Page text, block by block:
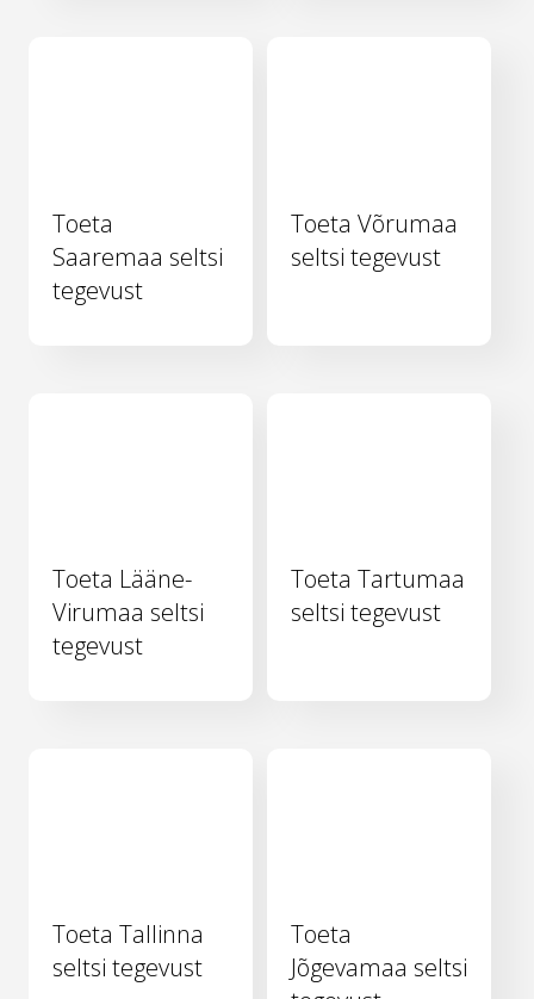
Toeta
Saaremaa seltsi
tegevust
Toeta Võrumaa
seltsi tegevust
Toeta Lääne-
Virumaa seltsi
tegevust
Toeta Tartumaa
seltsi tegevust
Toeta Tallinna
seltsi tegevust
Toeta
Jõgevamaa seltsi